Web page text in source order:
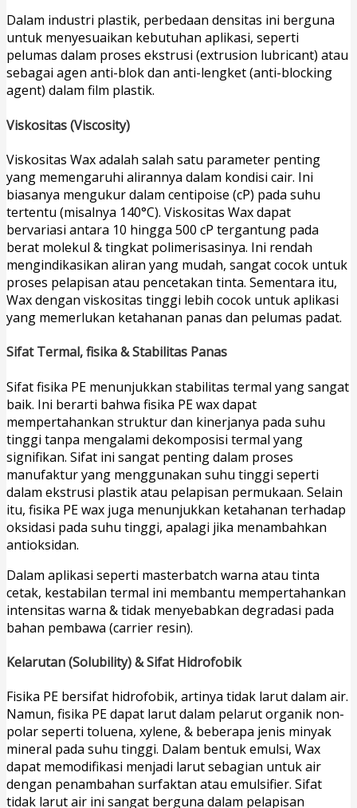
Dalam industri plastik, perbedaan densitas ini berguna
untuk menyesuaikan kebutuhan aplikasi, seperti
pelumas dalam proses ekstrusi (extrusion lubricant) atau
sebagai agen anti-blok dan anti-lengket (anti-blocking
agent) dalam film plastik.
Viskositas (Viscosity)
Viskositas Wax adalah salah satu parameter penting
yang memengaruhi alirannya dalam kondisi cair. Ini
biasanya mengukur dalam centipoise (cP) pada suhu
tertentu (misalnya 140°C). Viskositas Wax dapat
bervariasi antara 10 hingga 500 cP tergantung pada
berat molekul & tingkat polimerisasinya. Ini rendah
mengindikasikan aliran yang mudah, sangat cocok untuk
proses pelapisan atau pencetakan tinta. Sementara itu,
Wax dengan viskositas tinggi lebih cocok untuk aplikasi
yang memerlukan ketahanan panas dan pelumas padat.
Sifat Termal, fisika & Stabilitas Panas
Sifat fisika PE menunjukkan stabilitas termal yang sangat
baik. Ini berarti bahwa fisika PE wax dapat
mempertahankan struktur dan kinerjanya pada suhu
tinggi tanpa mengalami dekomposisi termal yang
signifikan. Sifat ini sangat penting dalam proses
manufaktur yang menggunakan suhu tinggi seperti
dalam ekstrusi plastik atau pelapisan permukaan. Selain
itu, fisika PE wax juga menunjukkan ketahanan terhadap
oksidasi pada suhu tinggi, apalagi jika menambahkan
antioksidan.
Dalam aplikasi seperti masterbatch warna atau tinta
cetak, kestabilan termal ini membantu mempertahankan
intensitas warna & tidak menyebabkan degradasi pada
bahan pembawa (carrier resin).
Kelarutan (Solubility) & Sifat Hidrofobik
Fisika PE bersifat hidrofobik, artinya tidak larut dalam air.
Namun, fisika PE dapat larut dalam pelarut organik non-
polar seperti toluena, xylene, & beberapa jenis minyak
mineral pada suhu tinggi. Dalam bentuk emulsi, Wax
dapat memodifikasi menjadi larut sebagian untuk air
dengan penambahan surfaktan atau emulsifier. Sifat
tidak larut air ini sangat berguna dalam pelapisan